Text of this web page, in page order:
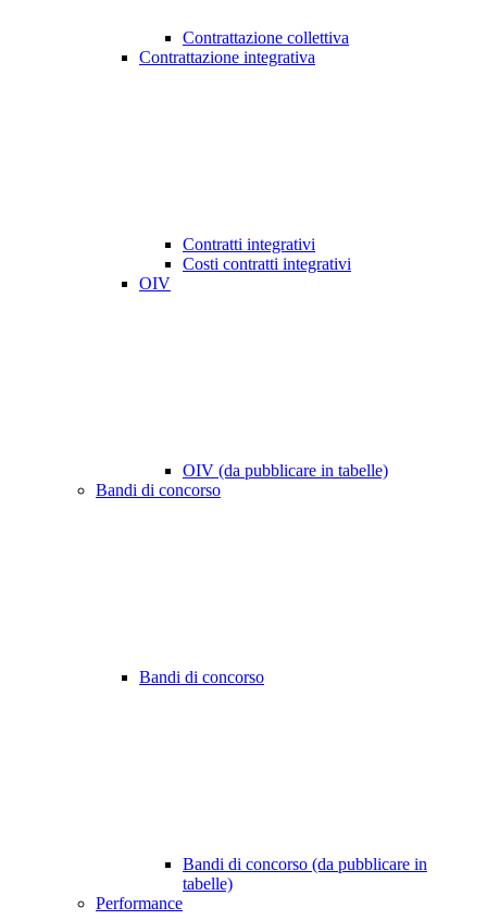
Contrattazione collettiva
Contrattazione integrativa
Contratti integrativi
Costi contratti integrativi
OIV
OIV (da pubblicare in tabelle)
Bandi di concorso
Bandi di concorso
Bandi di concorso (da pubblicare in
tabelle)
Performance